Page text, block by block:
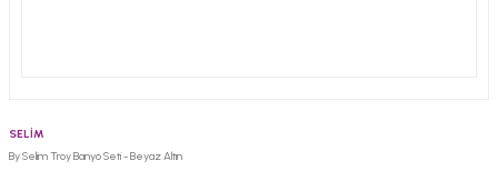
SELİM
By Selim Troy Banyo Seti - Beyaz Altın